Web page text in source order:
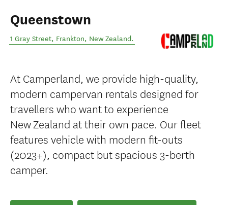
Queenstown
1 Gray Street, Frankton, New Zealand.
At Camperland, we provide high-quality,
modern campervan rentals designed for
travellers who want to experience
New Zealand at their own pace. Our fleet
features vehicle with modern fit-outs
(2023+), compact but spacious 3-berth
camper.